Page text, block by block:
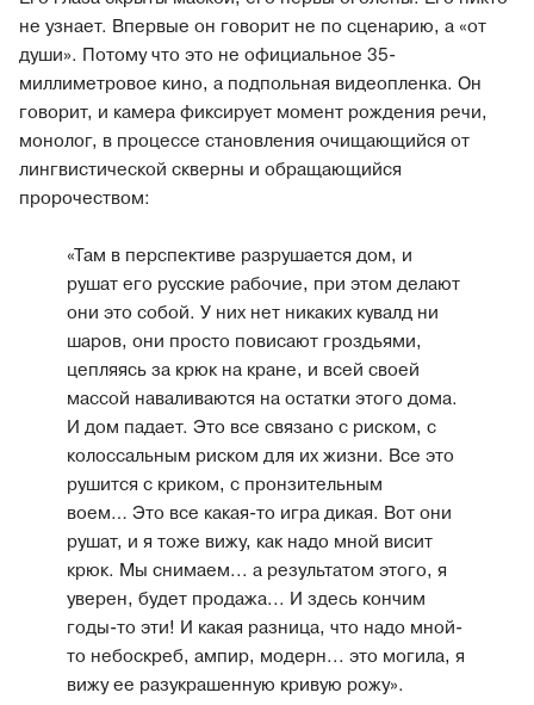
не узнает. Впервые он говорит не по сценарию, а «от
души». Потому что это не официальное 35-
миллиметровое кино, а подпольная видеопленка. Он
говорит, и камера фиксирует момент рождения речи,
монолог, в процессе становления очищающийся от
лингвистической скверны и обращающийся
пророчеством:
«Там в перспективе разрушается дом, и
рушат его русские рабочие, при этом делают
они это собой. У них нет никаких кувалд ни
шаров, они просто повисают гроздьями,
цепляясь за крюк на кране, и всей своей
массой наваливаются на остатки этого дома.
И дом падает. Это все связано с риском, с
колоссальным риском для их жизни. Все это
рушится с криком, с пронзительным
воем… Это все какая-то игра дикая. Вот они
рушат, и я тоже вижу, как надо мной висит
крюк. Мы снимаем... а результатом этого, я
уверен, будет продажа... И здесь кончим
годы-то эти! И какая разница, что надо мной-
то небоскреб, ампир, модерн... это могила, я
вижу ее разукрашенную кривую рожу».